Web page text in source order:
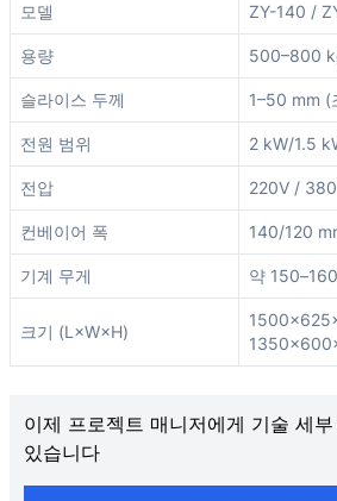
모델 ZY-140 /
용량 500–800
슬라이스 두께 1–50 mm (
전원 범위 2 kW/1.5
전압 220V /
컨베이어 폭 140/120
기계 무게 약
크기 (L×W×H)
이제 프로젝트 매니저에게 기술 세
있습니다